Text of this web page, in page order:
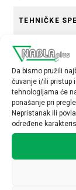
Da bismo pružili
čuvanje i/ili pristup
tehnologijama će
ponašanje pri
Nepristanak ili
određene
TEHNIČKE
Serija
B10